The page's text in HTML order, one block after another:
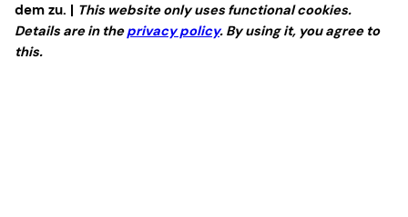
dem zu. | This website only uses functional cookies.
Details are in theprivacy policy. By using it, you agree to
this.